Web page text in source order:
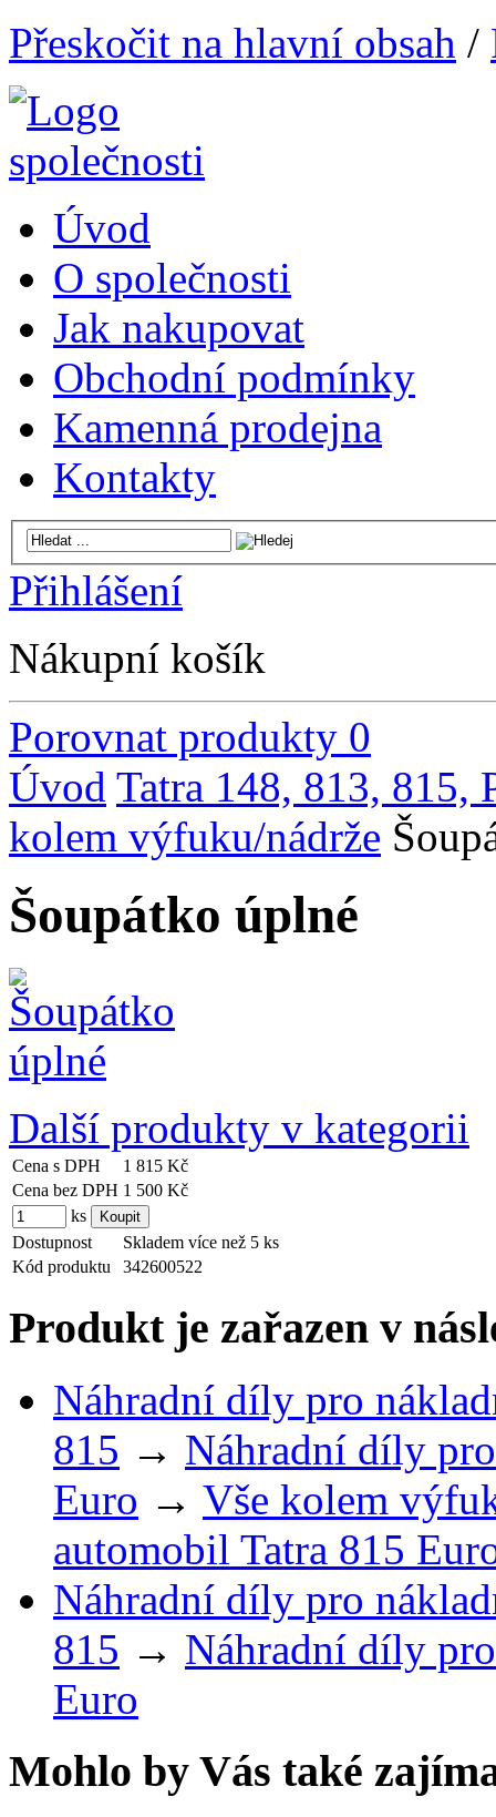
Přeskočit na hlavní obsah /
Úvod
O společnosti
Jak nakupovat
Obchodní podmínky
Kamenná prodejna
Kontakty
Přihlášení
Nákupní košík
Porovnat produkty 0
Úvod Tatra 148, 813, 815,
kolem výfuku/nádrže
Šoupátko úplné
Další produkty v kategorii
Cena s DPH
1 815 Kč
Cena bez DPH 1 500 Kč
ks
Dostupnost
Skladem více než 5 ks
Kód produktu
342600522
Produkt je zařazen v
Náhradní díly pro
815 → Náhradní díly
Euro → Vše kolem
automobil Tatra 815
Náhradní díly pro
815 → Náhradní díly
Euro
Mohlo by Vás také